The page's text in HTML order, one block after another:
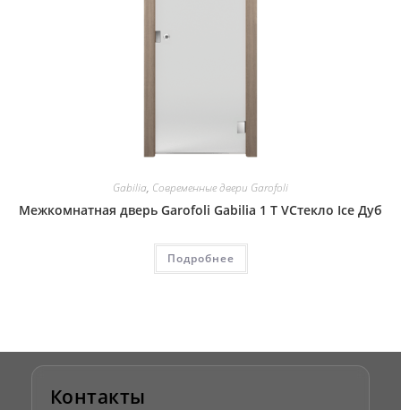
Gabilia, Современные двери Garofoli
Межкомнатная дверь Garofoli Gabilia 1 T VСтекло Ice Дуб
Подробнее
Контакты